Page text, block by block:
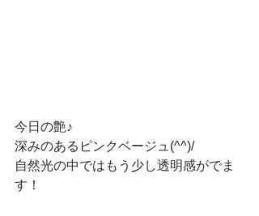
今日の艶♪
深みのあるピンクベージュ(^^)/
自然光の中ではもう少し透明感がでま
す！